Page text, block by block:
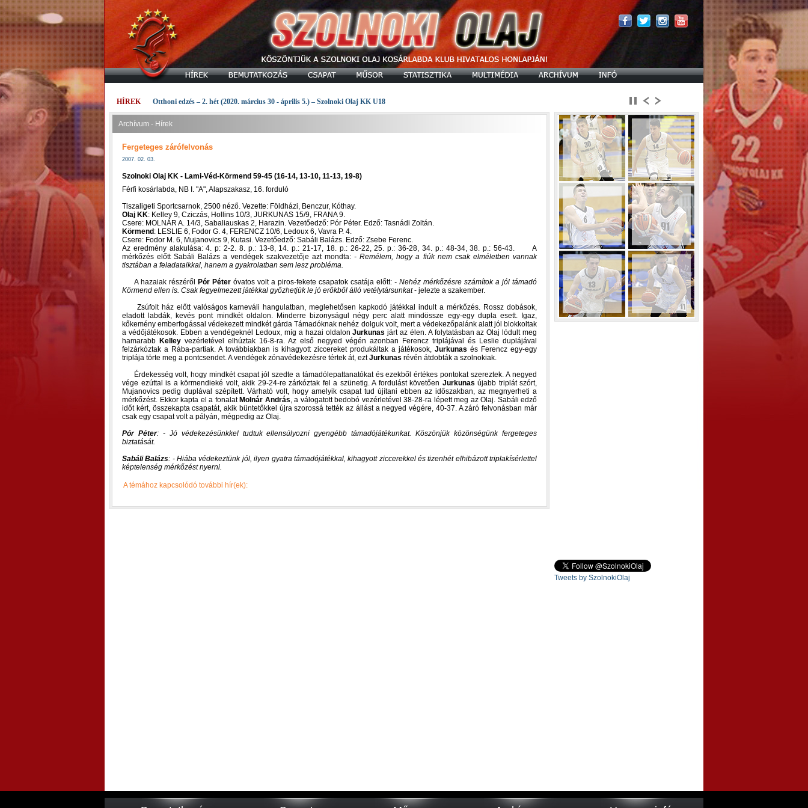
HÍREK Otthoni edzés – 2. hét (2020. március 30 - április 5.) – Szolnoki Olaj KK U18
Archívum - Hírek
Fergeteges zárófelvonás
2007. 02. 03.
Szolnoki Olaj KK - Lami-Véd-Körmend 59-45 (16-14, 13-10, 11-13, 19-8)
Férfi kosárlabda, NB I. "A", Alapszakasz, 16. forduló
Tiszaligeti Sportcsarnok, 2500 néző. Vezette: Földházi, Benczur, Kóthay.
Olaj KK: Kelley 9, Cziczás, Hollins 10/3, JURKUNAS 15/9, FRANA 9.
Csere: MOLNÁR A. 14/3, Sabaliauskas 2, Harazin. Vezetőedző: Pór Péter. Edző: Tasnádi Zoltán.
Körmend : LESLIE 6, Fodor G. 4, FERENCZ 10/6, Ledoux 6, Vavra P. 4.
Csere: Fodor M. 6, Mujanovics 9, Kutasi. Vezetőedző: Sabáli Balázs. Edző: Zsebe Ferenc.
Az eredmény alakulása: 4. p: 2-2. 8. p.: 13-8, 14. p.: 21-17, 18. p.: 26-22, 25. p.: 36-28, 34. p.: 48-34, 38. p.: 56-43. A
mérkőzés előtt Sabáli Balázs a vendégek szakvezetője azt mondta:- Remélem, hogy a fiúk nem csak elméletben vannak
tisztában a feladataikkal, hanem a gyakrolatban sem lesz probléma.
A hazaiak részéről
Pór Péter óvatos volt a piros-fekete csapatok csatája előtt: - Nehéz mérkőzésre számítok a jól támadó
Körmend ellen is. Csak fegyelmezett játékkal győzhetjük le jó erőkből álló vetélytársunkat- jelezte a szakember.
Zsúfolt ház előtt valóságos karneváli hangulatban, meglehetősen kapkodó játékkal indult a mérkőzés. Rossz dobások,
eladott labdák, kevés pont mindkét oldalon. Minderre bizonyságul négy perc alatt mindössze egy-egy dupla esett. Igaz,
kőkemény emberfogással védekezett mindkét gárda Támadóknak nehéz dolguk volt, mert a védekezőpalánk alatt jól blokkoltak
a védőjátékosok. Ebben a vendégeknél Ledoux, míg a hazai oldalonJurkunas járt az élen. A folytatásban az Olaj lódult meg
hamarabb Kelley vezérletével elhúztak 16-8-ra. Az első negyed végén azonban Ferencz triplájával és Leslie duplájával
felzárkóztak a Rába-partiak. A továbbiakban is kihagyott ziccereket produkáltak a játékosok, Jurkunas és Ferencz egy-egy
triplája törte meg a pontcsendet. A vendégek zónavédekezésre tértek át, eztJurkunas révén átdobták a szolnokiak.
Érdekesség volt, hogy mindkét csapat jól szedte a támadólepattanatókat és ezekből értékes pontokat szereztek. A negyed
vége ezúttal is a körmendieké volt, akik 29-24-re zárkóztak fel a szünetig. A fordulást követően Jurkunas újabb triplát szórt,
Mujanovics pedig duplával szépített. Várható volt, hogy amelyik csapat tud újítani ebben az időszakban, az megnyerheti a
mérkőzést. Ekkor kapta el a fonalat Molnár András, a válogatott bedobó vezérletével 38-28-ra lépett meg az Olaj. Sabáli edző
időt kért, összekapta csapatát, akik büntetőkkel újra szorossá tették az állást a negyed végére, 40-37. A záró felvonásban már
csak egy csapat volt a pályán, mégpedig az Olaj.
Pór Péter: - Jó védekezésünkkel tudtuk ellensúlyozni gyengébb támadójátékunkat. Köszönjük közönségünk fergeteges
biztatását.
Sabáli Balázs: - Hiába védekeztünk jól, ilyen gyatra támadójátékkal, kihagyott ziccerekkel és tizenhét elhibázott triplakísérlettel
képtelenség mérkőzést nyerni.
A témához kapcsolódó további hír(ek):
Tweets by SzolnokiOlaj